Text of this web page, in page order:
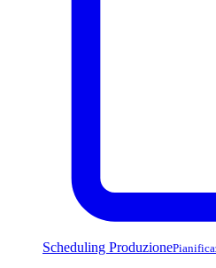
Scheduling Produzione